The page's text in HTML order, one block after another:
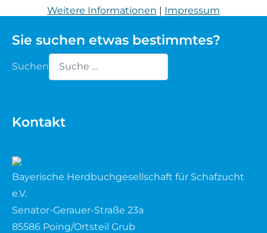
Sie suchen etwas bestimmtes?
Suchen
Kontakt
Bayerische Herdbuchgesellschaft für Schafzucht
e.V.
Senator-Gerauer-Straße 23a
85586 Poing/Ortsteil Grub
Weitere Informationen | Impressum
Weiße gehörnte Heidschnucke
Zackelschaf